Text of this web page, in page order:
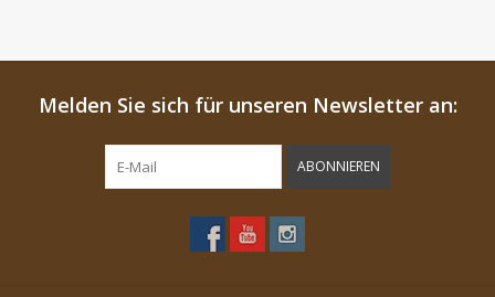
Melden Sie sich für unseren Newsletter an:
ABONNIEREN